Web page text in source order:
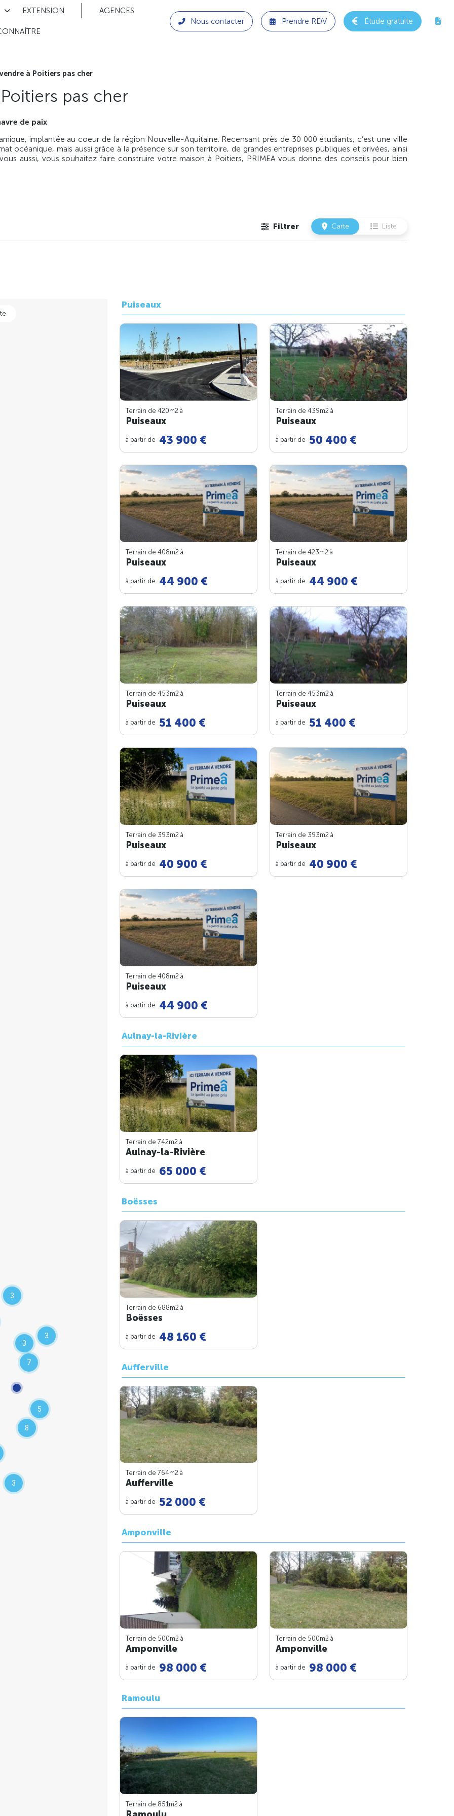
EXTENSION AGENCES
Nous contacter Prendre RDV Étude gratuite
à Poitiers pas cher
pas cher
de paix
implantée au coeur de la région Nouvelle-Aquitaine. Recensant près de 30 000 étudiants, c’est une ville
océanique, mais aussi grâce à la présence sur son territoire, de grandes entreprises publiques et privées, ainsi
aussi, vous souhaitez faire construire votre maison à Poitiers, PRIMEA vous donne des conseils pour bien
Filtrer Carte Liste
3
7
3
3
5
8
3
Puiseaux
Terrain de 420m2 à
Puiseaux
à partir de 43 900 €
Terrain de 439m2 à
Puiseaux
à partir de 50 400 €
Terrain de 408m2 à
Puiseaux
à partir de 44 900 €
Terrain de 423m2 à
Puiseaux
à partir de 44 900 €
Terrain de 453m2 à
Puiseaux
à partir de 51 400 €
Terrain de 453m2 à
Puiseaux
à partir de 51 400 €
Terrain de 393m2 à
Puiseaux
à partir de 40 900 €
Terrain de 393m2 à
Puiseaux
à partir de 40 900 €
Terrain de 408m2 à
Puiseaux
à partir de 44 900 €
Aulnay-la-Rivière
Terrain de 742m2 à
Aulnay-la-Rivière
à partir de 65 000 €
Boësses
Terrain de 688m2 à
Boësses
à partir de 48 160 €
Aufferville
Terrain de 764m2 à
Aufferville
à partir de 52 000 €
Amponville
Terrain de 500m2 à
Amponville
à partir de 98 000 €
Terrain de 500m2 à
Amponville
à partir de 98 000 €
Ramoulu
Terrain de 851m2 à